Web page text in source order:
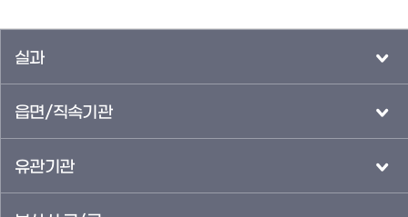
실과
읍면/직속기관
유관기관